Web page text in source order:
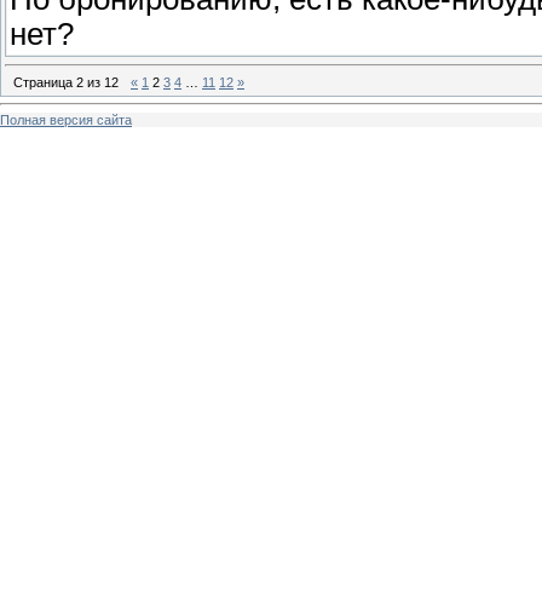
нет?
Страница 2 из 12 « 1 2 3 4 11 12 »
Полная версия сайта